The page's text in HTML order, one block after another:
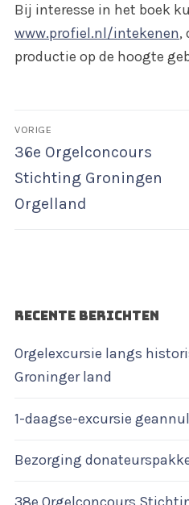
Bij interesse in het boek
www.profiel.nl/intekenen,
productie op de hoogte
Bericht
navigatie
VORIGE
Vorig
bericht:
36e Orgelconcours
Stichting Groningen
Orgelland
RECENTE BERICHTEN
Orgelexcursie langs
Groninger land
1-daagse-excursie
Bezorging